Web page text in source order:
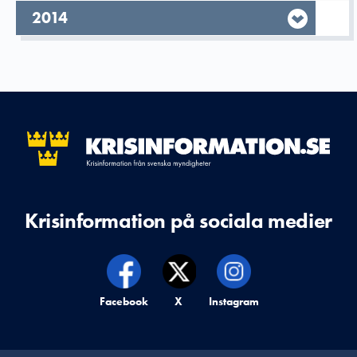
År,
2014
Krisinformation på sociala medier
Krisinformation på,
Facebook Krisinformation på,
X Krisinformation på,
Instagram